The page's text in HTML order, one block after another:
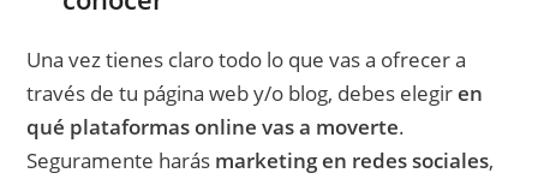
Una vez tienes claro todo lo que vas a ofrecer a
través de tu página web y/o blog, debes elegiren
qué plataformas online vas a moverte.
Seguramente harás marketing en redes sociales,